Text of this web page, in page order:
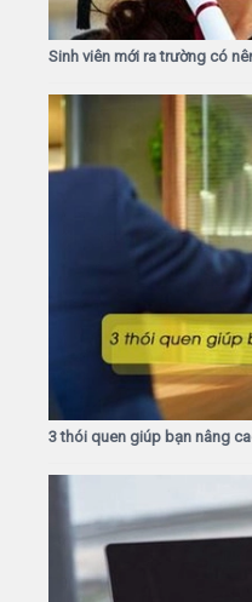
Sinh viên mới ra trường có
3 thói quen giúp bạn nâng